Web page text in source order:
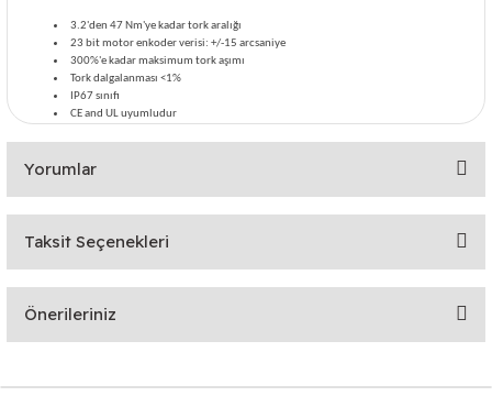
3.2'den 47 Nm'ye kadar tork aralığı
23 bit motor enkoder verisi: +/-15 arcsaniye
300%'e kadar maksimum tork aşımı
Tork dalgalanması <1%
IP67 sınıfı
CE and UL uyumludur
Yorumlar
Bu ürüne ilk yorumu siz yapın!
Taksit Seçenekleri
Önerileriniz